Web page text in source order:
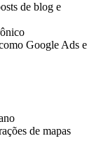
de blog e
Google Ads e
de mapas